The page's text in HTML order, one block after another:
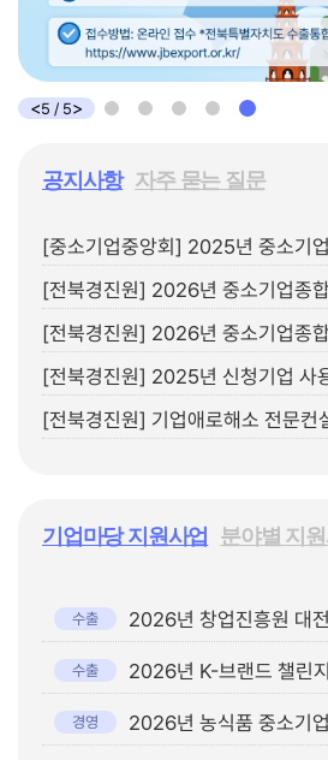
<5 / 5>
공지사항 자주 묻는 질문
[중소기업중앙회] 2025년 중소기
[전북경진원] 2025년 신청기업 사
기업마당 지원사업 분야별 지
수출
수출
경영